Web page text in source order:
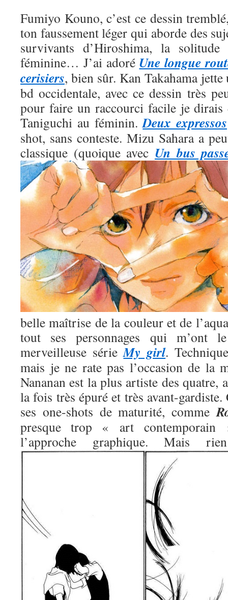
Fumiyo Kouno, c’est ce dessin
ton faussement léger qui aborde des
survivants d’Hiroshima, la
féminine… J’ai adoré Une longue
cerisiers, bien sûr. Kan Takahama
bd occidentale, avec ce dessin très
pour faire un raccourci facile je dirais
Taniguchi au féminin.Deux expressos
shot, sans conteste. Mizu Sahara a
classique (quoique avec Un bus
belle maîtrise de la couleur et de
tout ses personnages qui m’ont
merveilleuse sérieMy girl.
mais je ne rate pas l’occasion de la
Nananan est la plus artiste des quatre,
la fois très épuré et très avant-
ses one-shots de maturité, comme
presque trop « art contemporain
l’approche graphique. Mais